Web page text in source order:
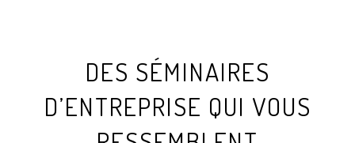
DES SÉMINAIRES
D’ENTREPRISE QUI VOUS